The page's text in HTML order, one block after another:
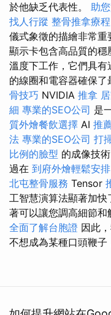
於他缺乏代表性。 助
找人行蹤 整骨推拿療程
儀式象徵的描繪非常
顯示卡包含高品質的穩
溫度下工作，它們具
的線圈和電容器確保了
骨技巧 NVIDIA 推拿
細 專業的SEO公司 是
質外燴餐飲選擇 AI 推
法 專業的SEO公司 打
比例的臉型 的成像技
過在 到府外燴輕鬆安排
北屯整骨服務 Tensor
工智慧演算法顯著加快
著可以讓您調高細節和
全面了解台胞證 因此
不想成為某種口頭鞭子